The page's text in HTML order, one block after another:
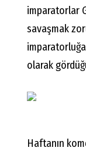
imparatorlar
savaşmak
olarak
Haftanın